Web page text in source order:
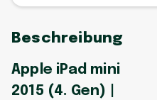
Beschreibung
Apple iPad mini
2015 (4. Gen) |